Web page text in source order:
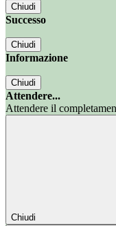
Chiudi
Successo
Chiudi
Informazione
Chiudi
Attendere...
Attendere il
Chiudi